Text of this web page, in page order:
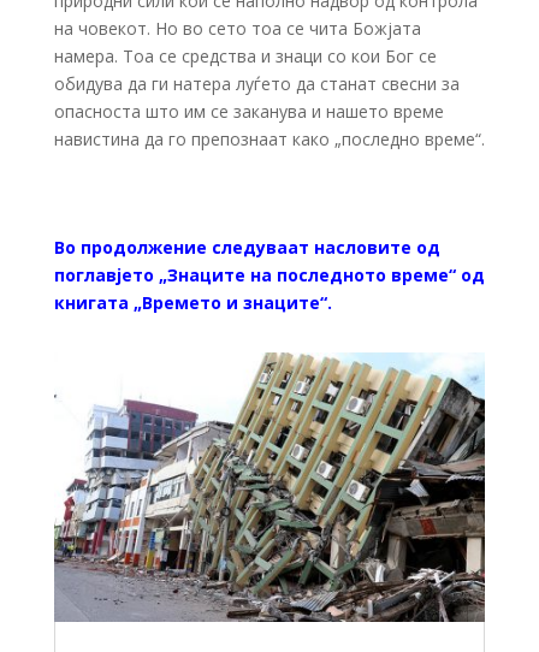
на човекот. Но во сето тоа се чита Божјата
намера. Тоа се средства и знаци со кои Бог се
обидува да ги натера луѓето да станат свесни за
опасноста што им се заканува и нашето време
навистина да го препознаат како „последно време“.
Во продолжение следуваат насловите од
поглавјето „Знаците на последното време“ од
книгата „Времето и знаците“.